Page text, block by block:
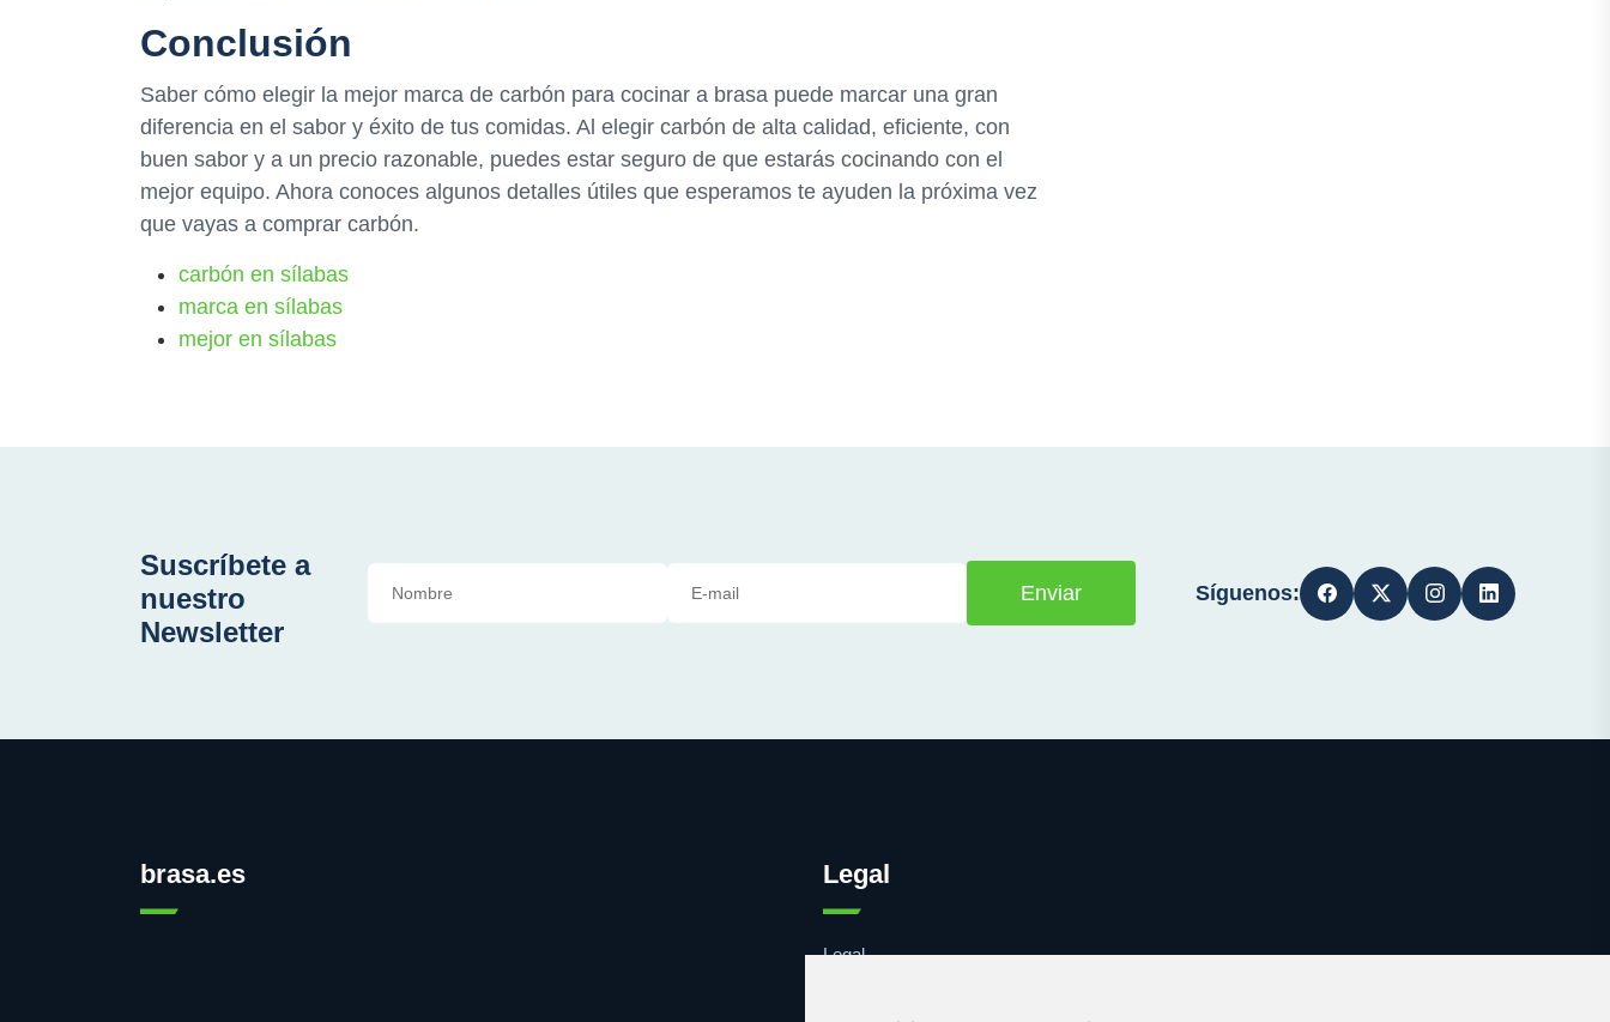
Conclusión
Saber cómo elegir la mejor marca de carbón para cocinar a brasa puede marcar una gran
diferencia en el sabor y éxito de tus comidas. Al elegir carbón de alta calidad, eficiente, con
buen sabor y a un precio razonable, puedes estar seguro de que estarás cocinando con el
mejor equipo. Ahora conoces algunos detalles útiles que esperamos te ayuden la próxima vez
que vayas a comprar carbón.
carbón en sílabas
marca en sílabas
mejor en sílabas
Suscríbete a
nuestro
Newsletter
Enviar Síguenos:
brasa.es Legal
Legal